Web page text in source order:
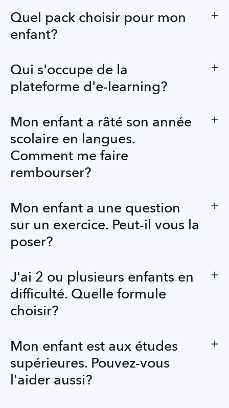
Quel pack choisir pour mon
enfant?
Qui s'occupe de la
plateforme d'e-learning?
Mon enfant a râté son année
scolaire en langues.
Comment me faire
rembourser?
Mon enfant a une question
sur un exercice. Peut-il vous la
poser?
J'ai 2 ou plusieurs enfants en
difficulté. Quelle formule
choisir?
Mon enfant est aux études
supérieures. Pouvez-vous
l'aider aussi?